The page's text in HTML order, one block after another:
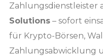
Zahlungsdienstleister
Solutions – sofort
für Krypto-Börsen,
Zahlungsabwicklung